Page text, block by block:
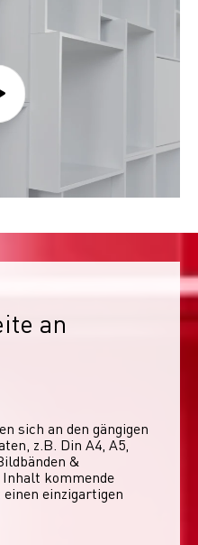
an
sich an den gängigen
z.B. Din A4, A5,
&
kommende
einzigartigen